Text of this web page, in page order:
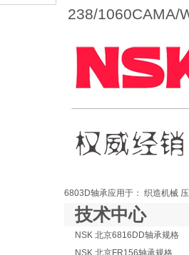
238/
6803D轴承应用于： 织造机械
技术中心
NSK 北京6816DD轴承规格
NSK 北京FR156轴承规格